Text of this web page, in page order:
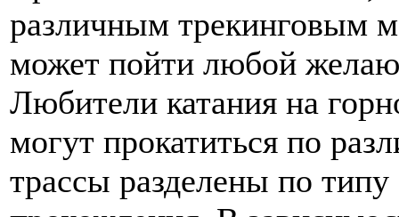
различным трекинговым
может пойти любой
Любители катания на
могут прокатиться по
трассы разделены по